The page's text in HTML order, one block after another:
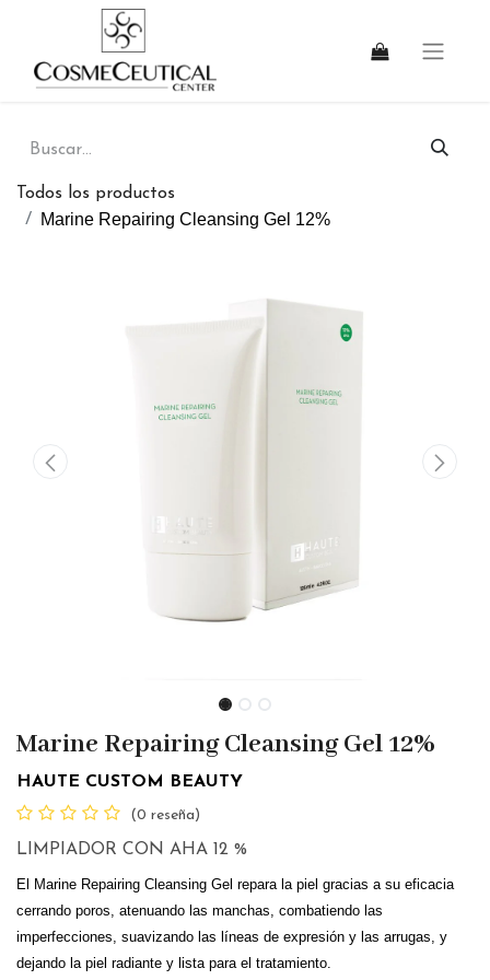
Todos los productos
Marine Repairing Cleansing Gel 12%
Marine Repairing Cleansing Gel 12%
HAUTE CUSTOM BEAUTY
(0 reseña)
LIMPIADOR CON AHA 12 %
El Marine Repairing Cleansing Gel repara la piel gracias a su eficacia
cerrando poros, atenuando las manchas, combatiendo las
imperfecciones, suavizando las líneas de expresión y las arrugas, y
dejando la piel radiante y lista para el tratamiento.